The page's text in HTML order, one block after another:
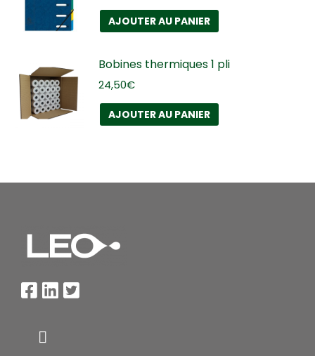
AJOUTER AU PANIER
Bobines thermiques 1 pli
24,50€
AJOUTER AU PANIER